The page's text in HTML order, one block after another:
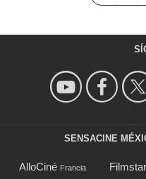
SENSACINE
AlloCiné Francia